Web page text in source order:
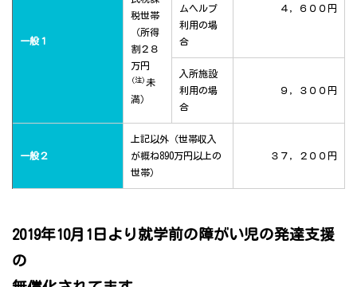
一般１
税世帯
（所得
割２８
万円
(注) 未
満）
ムヘルプ
利用の場
合
４，６００円
入所施設
利用の場
合
９，３００円
一般２
上記以外（世帯収入
が概ね890万円以上の
世帯）
３７，２００円
2019年10月1日より就学前の障がい児の発達支援
の